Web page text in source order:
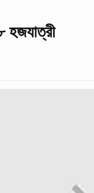
হজযাত্রী